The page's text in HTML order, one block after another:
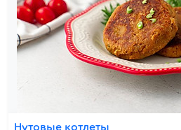
Нутовые котлеты